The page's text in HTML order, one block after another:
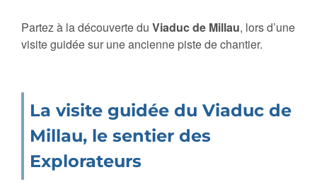
Partez à la découverte du Viaduc de Millau, lors d’une
visite guidée sur une ancienne piste de chantier.
La visite guidée du Viaduc de
Millau, le sentier des
Explorateurs